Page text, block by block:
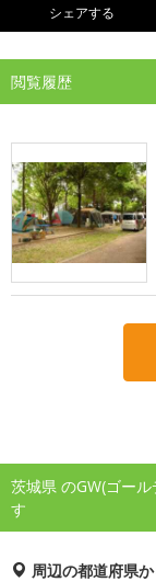
シェアする
閲覧履歴
茨城県 のGW(ゴー
す
周辺の都道府県